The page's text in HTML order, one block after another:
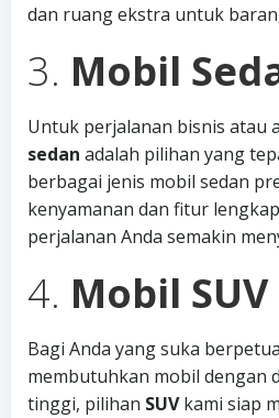
dan ruang ekstra untuk
3. Mobil
Untuk perjalanan bisnis atau
sedan adalah pilihan yang
berbagai jenis mobil sedan
kenyamanan dan fitur
perjalanan Anda semakin
4. Mobil SUV
Bagi Anda yang suka
membutuhkan mobil dengan
tinggi, pilihan SUVkami siap